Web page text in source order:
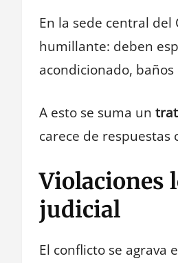
En la sede central del
humillante: deben
acondicionado,
A esto se suma un
carece de respuestas
Violaciones
judicial
El conflicto se agrava